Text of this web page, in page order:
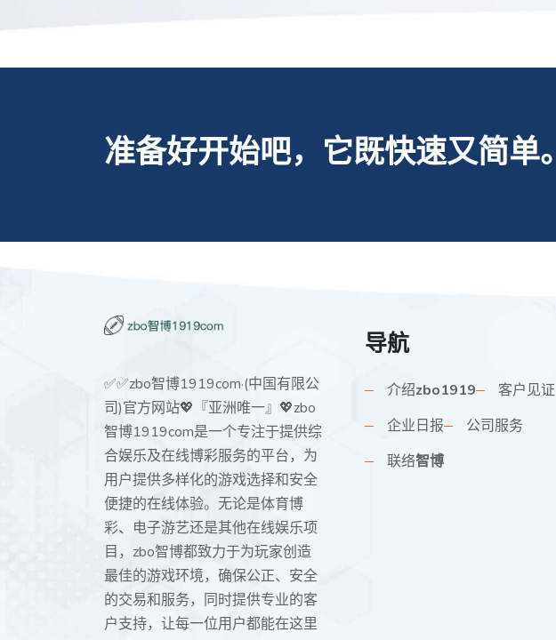
准备好开始吧，它既快速又简单。
✅✅zbo智博1919com·(中国有限公
司)官方网站💖『亚洲唯一』💖zbo
智博1919com是一个专注于提供综
合娱乐及在线博彩服务的平台，为
用户提供多样化的游戏选择和安全
便捷的在线体验。无论是体育博
彩、电子游艺还是其他在线娱乐项
目，zbo智博都致力于为玩家创造
最佳的游戏环境，确保公正、安全
的交易和服务，同时提供专业的客
户支持，让每一位用户都能在这里
导航
介绍zbo1919
客户见证
企业日报
公司服务
联络智博